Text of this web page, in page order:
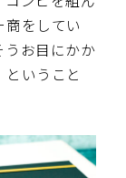
をしてい
うお目にかか
いうこと